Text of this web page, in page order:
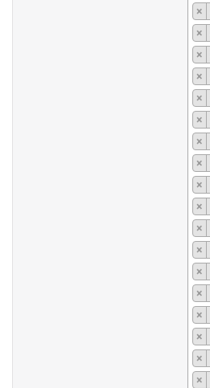
×
×
×
×
×
×
×
×
×
×
×
×
×
×
×
×
×
×